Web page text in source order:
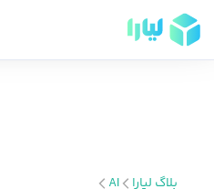
بلاگ لیارا
AI